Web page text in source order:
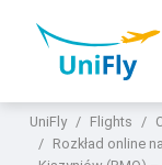
UniFly Flights
Rozkład online